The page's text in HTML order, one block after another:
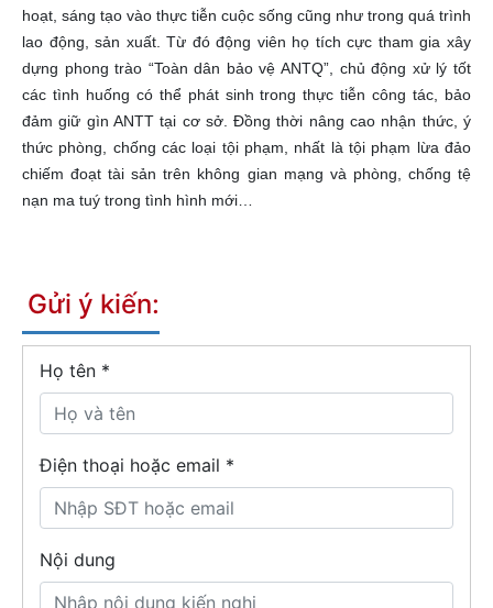
hoạt, sáng tạo vào thực tiễn cuộc sống cũng như trong quá trình
lao động, sản xuất. Từ đó động viên họ tích cực tham gia xây
dựng phong trào “Toàn dân bảo vệ ANTQ”, chủ động xử lý tốt
các tình huống có thể phát sinh trong thực tiễn công tác, bảo
đảm giữ gìn ANTT tại cơ sở. Đồng thời nâng cao nhận thức, ý
thức phòng, chống các loại tội phạm, nhất là tội phạm lừa đảo
chiếm đoạt tài sản trên không gian mạng và phòng, chống tệ
nạn ma tuý trong tình hình mới…
Gửi ý kiến:
Họ tên *
Điện thoại hoặc email *
Nội dung